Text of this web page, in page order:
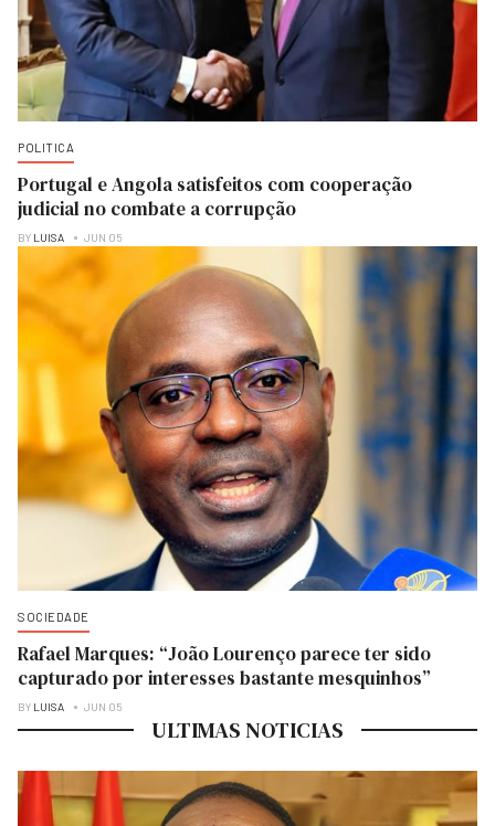
POLITICA
Portugal e Angola satisfeitos com cooperação
judicial no combate a corrupção
BY LUISA JUN 05
SOCIEDADE
Rafael Marques: “João Lourenço parece ter sido
capturado por interesses bastante mesquinhos”
BY LUISA JUN 05
ULTIMAS NOTICIAS